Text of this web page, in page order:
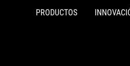
PRODUCTOS